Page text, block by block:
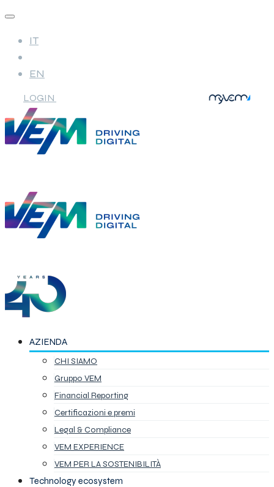
IT
EN
LOGIN
AZIENDA
CHI SIAMO
Gruppo VEM
Financial Reporting
Certificazioni e premi
Legal & Compliance
VEM EXPERIENCE
VEM PER LA SOSTENIBILITÀ
Technology ecosystem